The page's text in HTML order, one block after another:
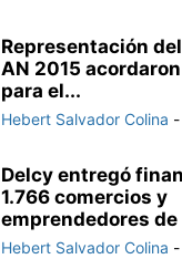
Representación
AN 2015
para el...
Hebert Salvador Colina -
Delcy entregó
1.766 comercios y
emprendedores de
Hebert Salvador Colina -